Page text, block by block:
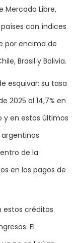
Mercado Libre,
con índices
por encima de
Brasil y Bolivia.
esquivar: su tasa
2025 al 14,7% en
y en estos últimos
de la
en los pagos de
estos créditos
El